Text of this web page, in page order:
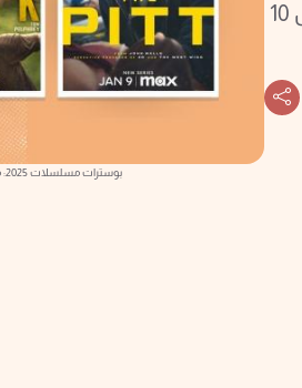
الإنسانية… هذه ليست مجرد قائمة مسلسلات، بل خريطة لأفضل 10
بوسترات مسلسلات 2025: من اليسار «The Pitt»، «Task»، «Adolescence»